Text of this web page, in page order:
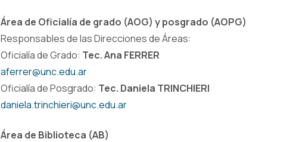
Área de Oficialía de grado (AOG) y posgrado (AOPG)
Responsables de las Direcciones de Áreas:
Oficialía de Grado: Tec. Ana FERRER
aferrer@unc.edu.ar
Oficialía de Posgrado: Tec. Daniela TRINCHIERI
daniela.trinchieri@unc.edu.ar
Área de Biblioteca (AB)